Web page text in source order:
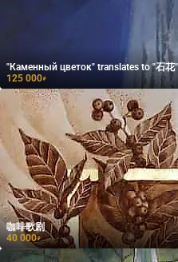
"Каменный цветок" translates to "石花
125 000₽
咖啡歌剧
40 000₽